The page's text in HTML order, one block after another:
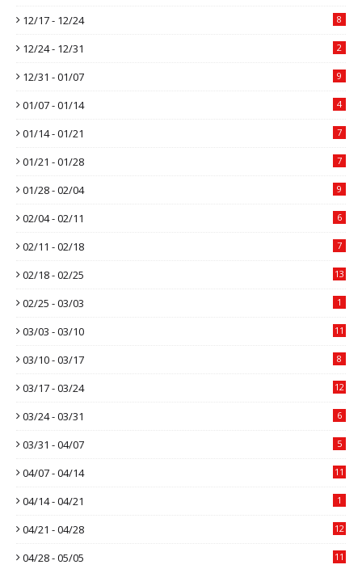
12/17 - 12/24 8
12/24 - 12/31 2
12/31 - 01/07 9
01/07 - 01/14 4
01/14 - 01/21 7
01/21 - 01/28 7
01/28 - 02/04 9
02/04 - 02/11 6
02/11 - 02/18 7
02/18 - 02/25 13
02/25 - 03/03 1
03/03 - 03/10 11
03/10 - 03/17 8
03/17 - 03/24 12
03/24 - 03/31 6
03/31 - 04/07 5
04/07 - 04/14 11
04/14 - 04/21 1
04/21 - 04/28 12
04/28 - 05/05 11